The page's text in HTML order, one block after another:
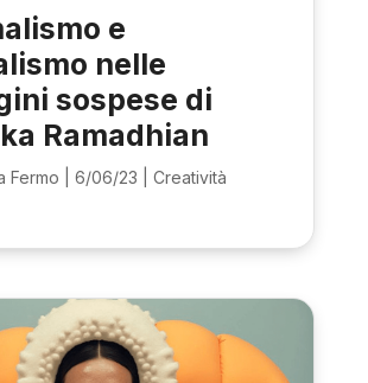
e
nelle
sospese di
Ramadhian
Fermo 6/06/23 Creatività